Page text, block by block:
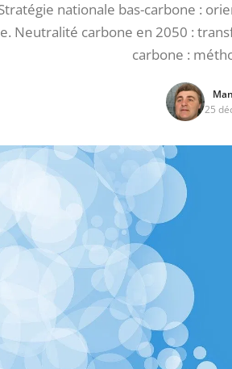
Stratégie nationale bas-carbone :
Neutralité carbone en 2050 :
carbone :
25